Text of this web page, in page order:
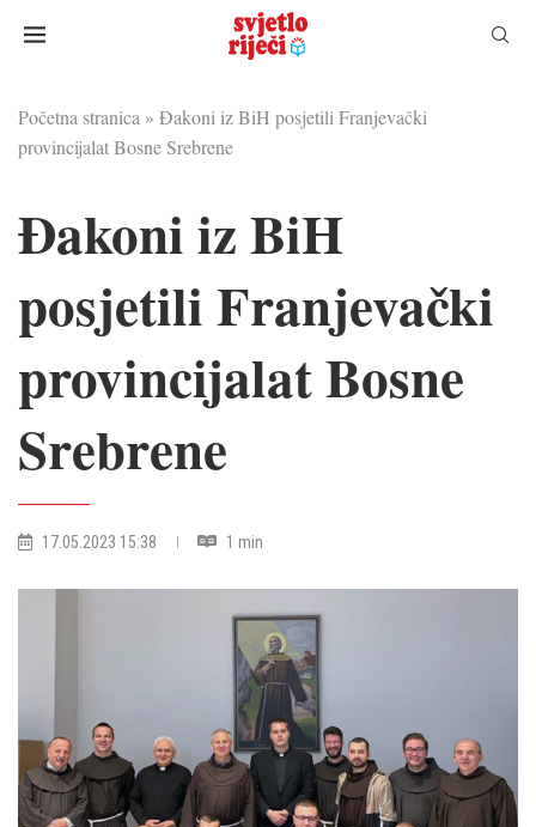
Početna stranica » Đakoni iz BiH posjetili Franjevački
provincijalat Bosne Srebrene
Đakoni iz BiH
posjetili Franjevački
provincijalat Bosne
Srebrene
17.05.2023 15:38 1 min